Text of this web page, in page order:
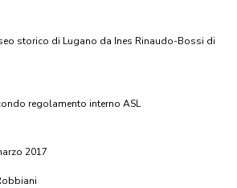
storico di Lugano da Ines Rinaudo-Bossi di
regolamento interno ASL
2017